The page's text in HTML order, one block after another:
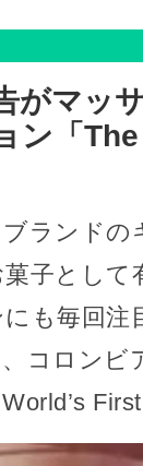
がマッ
ン「
ランド
子とし
も毎回
コロン